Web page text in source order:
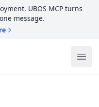
UBOS MCP turns
message.